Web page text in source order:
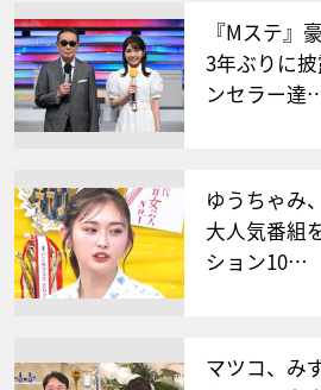
『Mステ』
3年ぶりに
ンセラー達
ゆうちゃみ
大人気番組
ション10…
マツコ、み